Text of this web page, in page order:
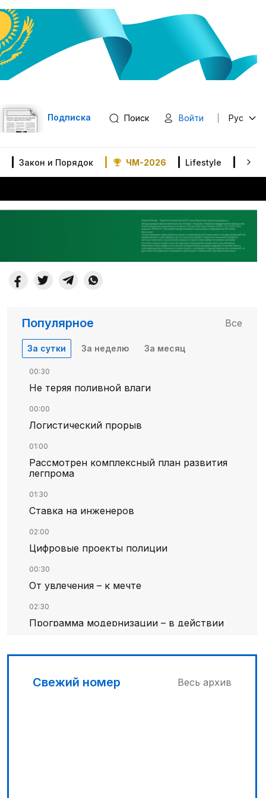
Подписка Поиск Войти Рус
Закон и Порядок ЧМ-2026 Lifestyle В
Популярное Все
За сутки За неделю За месяц
00:30
Не теряя поливной влаги
00:00
Логистический прорыв
01:00
Рассмотрен комплексный план развития
легпрома
01:30
Ставка на инженеров
02:00
Цифровые проекты полиции
00:30
От увлечения – к мечте
02:30
Программа модернизации – в действии
Свежий номер Весь архив